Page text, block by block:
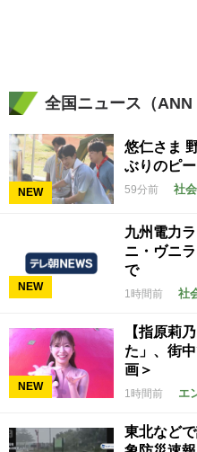
全国ニュース（ANN
NEW
悠仁さま
ぶりのピ
59分前 社会
NEW
九州電力
ニ・ヴニ
で
1時間前 社
NEW
【指原莉
た」、街
画＞
1時間前 エ
東北など